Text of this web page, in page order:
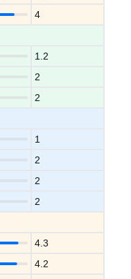
4
1.2
2
2
1
2
2
2
4.3
4.2